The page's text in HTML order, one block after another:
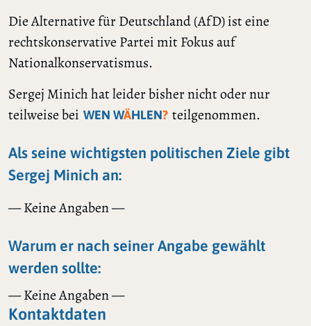
Die Alternative für Deutschland (AfD) ist eine
rechtskonservative Partei mit Fokus auf
Nationalkonservatismus.
Sergej Minich hat leider bisher nicht oder nur
teilweise bei WEN WÄHLEN? teilgenommen.
Als seine wichtigsten politischen Ziele gibt
Sergej Minich an:
— Keine Angaben —
Warum er nach seiner Angabe gewählt
werden sollte:
— Keine Angaben —
Kontaktdaten